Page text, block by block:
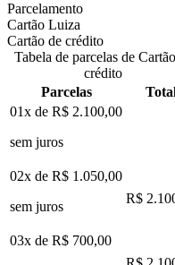
Parcelamento
Cartão Luiza
Cartão de crédito
Tabela de parcelas de
crédito
Parcelas
01x de R$ 2.100,00
sem juros
02x de R$ 1.050,00
sem juros
R$
03x de R$ 700,00